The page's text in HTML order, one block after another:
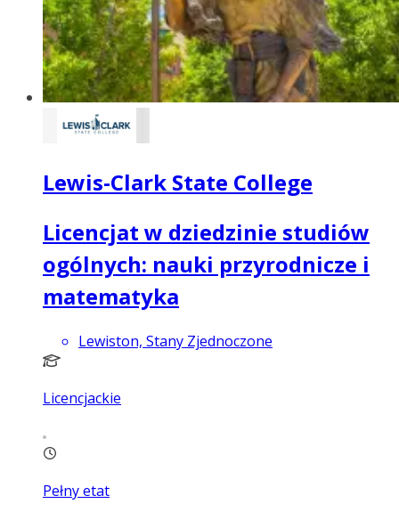
Lewis-Clark State College
Licencjat w dziedzinie studiów
ogólnych: nauki przyrodnicze i
matematyka
Lewiston, Stany Zjednoczone
Licencjackie
Pełny etat